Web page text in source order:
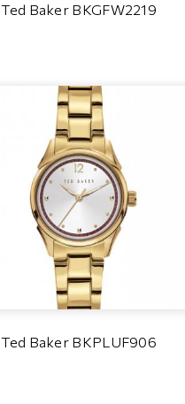
Ted Baker BKGFW2219
Ted Baker BKPLUF906